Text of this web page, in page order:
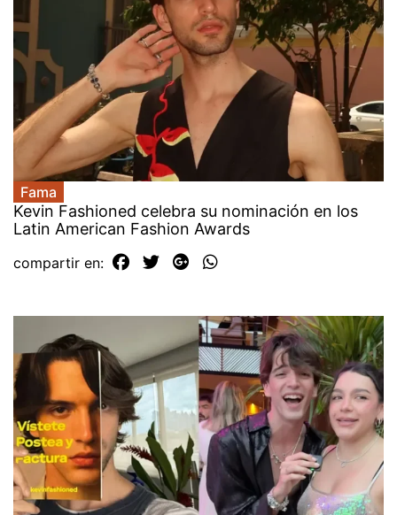
Fama
Kevin Fashioned celebra su nominación en los
Latin American Fashion Awards
compartir en: